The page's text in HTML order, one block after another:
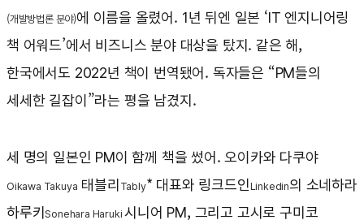
(개발방법론 분야)에 이름을 올렸어. 1년 뒤엔 일본 ‘IT 엔지니어링
책 어워드’에서 비즈니스 분야 대상을 탔지. 같은 해,
한국에서도 2022년 책이 번역됐어. 독자들은 “PM들의
세세한 길잡이”라는 평을 남겼지.
세 명의 일본인 PM이 함께 책을 썼어. 오이카와 다쿠야
Oikawa Takuya 태블리 Tably* 대표와 링크드인Linkedin의 소네하라
하루키Sonehara Haruki시니어 PM, 그리고 고시로 구미코